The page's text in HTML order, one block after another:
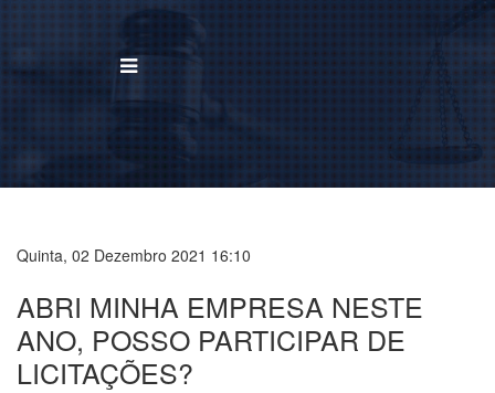
Quinta, 02 Dezembro 2021 16:10
ABRI MINHA EMPRESA NESTE
ANO, POSSO PARTICIPAR DE
LICITAÇÕES?
BUSCAR
Institucional
Área de Atuação
Treinamentos